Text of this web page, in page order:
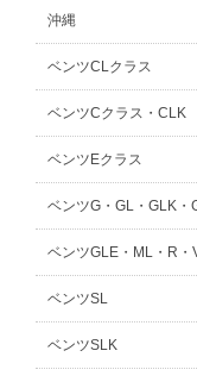
沖縄
ベンツCLクラス
ベンツCクラス・CLK
ベンツEクラス
ベンツG・GL・GLK・
ベンツGLE・ML・R・
ベンツSL
ベンツSLK